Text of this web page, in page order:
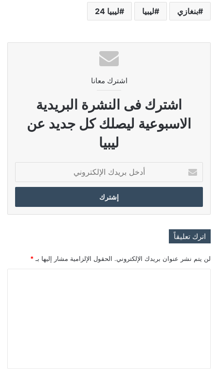
بنغازي ليبيا ليبيا 24
اشترك معانا
اشترك فى النشرة البريدية
الاسبوعية ليصلك كل جديد عن
ليبيا
بريدك
الإلكتروني
اترك تعليقاً
لن يتم نشر عنوان بريدك الإلكتروني. الحقول الإلزامية مشار إليها بـ *